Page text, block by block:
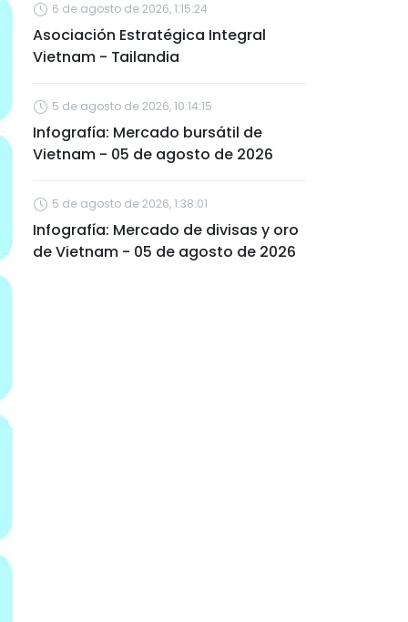
6 de agosto de 2026, 1:15:24
Asociación Estratégica Integral
Vietnam - Tailandia
5 de agosto de 2026, 10:14:15
Infografía: Mercado bursátil de
Vietnam - 05 de agosto de 2026
5 de agosto de 2026, 1:38:01
Infografía: Mercado de divisas y oro
de Vietnam - 05 de agosto de 2026